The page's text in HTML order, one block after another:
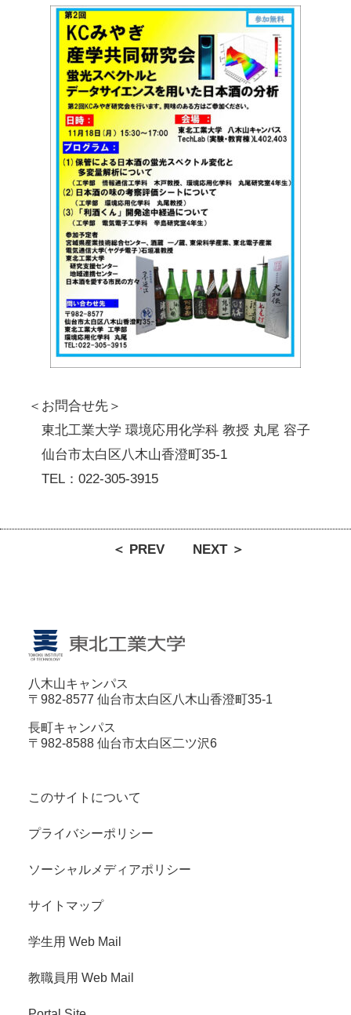
＜お問合せ先＞
東北工業大学 環境応用化学科 教授 丸尾 容子
仙台市太白区八木山香澄町35-1
TEL：022-305-3915
＜ PREV NEXT ＞
八木山キャンパス
〒982-8577 仙台市太白区八木山香澄町35-1
長町キャンパス
〒982-8588 仙台市太白区二ツ沢6
このサイトについて
プライバシーポリシー
ソーシャルメディアポリシー
サイトマップ
学生用 Web Mail
教職員用 Web Mail